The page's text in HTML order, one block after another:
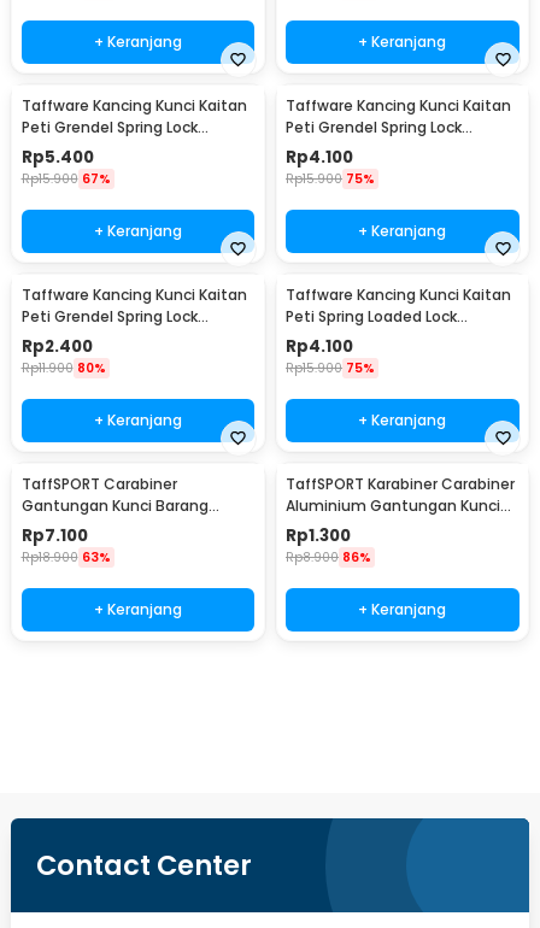
+ Keranjang + Keranjang
Taffware Kancing Kunci Kaitan
Peti Grendel Spring Lock
Stainless Steel L - J107
Rp5.400
Rp15.900 67%
+ Keranjang
Taffware Kancing Kunci Kaitan
Peti Grendel Spring Lock
Stainless Steel M - J107
Rp4.100
Rp15.900 75%
+ Keranjang
Taffware Kancing Kunci Kaitan
Peti Grendel Spring Lock
Stainless Steel S - J107
Rp2.400
Rp11.900 80%
+ Keranjang
Taffware Kancing Kunci Kaitan
Peti Spring Loaded Lock
Stainless Steel M - J108
Rp4.100
Rp15.900 75%
+ Keranjang
TaffSPORT Carabiner
Gantungan Kunci Barang
Stainless Steel Snap Hook -
AT32
Rp7.100
Rp18.900 63%
+ Keranjang
TaffSPORT Karabiner Carabiner
Aluminium Gantungan Kunci
EDC Outdoor 4.6cm - 698
Rp1.300
Rp8.900 86%
+ Keranjang
Contact Center